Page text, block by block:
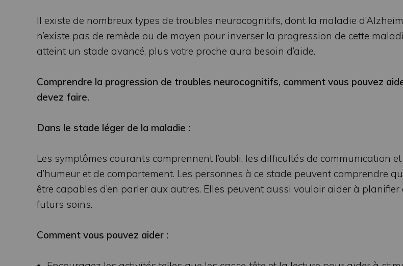
Il existe de nombreux types de troubles neurocognitifs, dont la maladie
n’existe pas de remède ou de moyen pour inverser la progression de cette
atteint un stade avancé, plus votre proche aura besoin d’aide.
Comprendre la progression de troubles neurocognitifs, comment vous pouvez
devez faire.
Dans le stade léger de la maladie :
Les symptômes courants comprennent l’oubli, les difficultés de communication
d’humeur et de comportement. Les personnes à ce stade peuvent comprendre
être capables d’en parler aux autres. Elles peuvent aussi vouloir aider à
futurs soins.
Comment vous pouvez aider :